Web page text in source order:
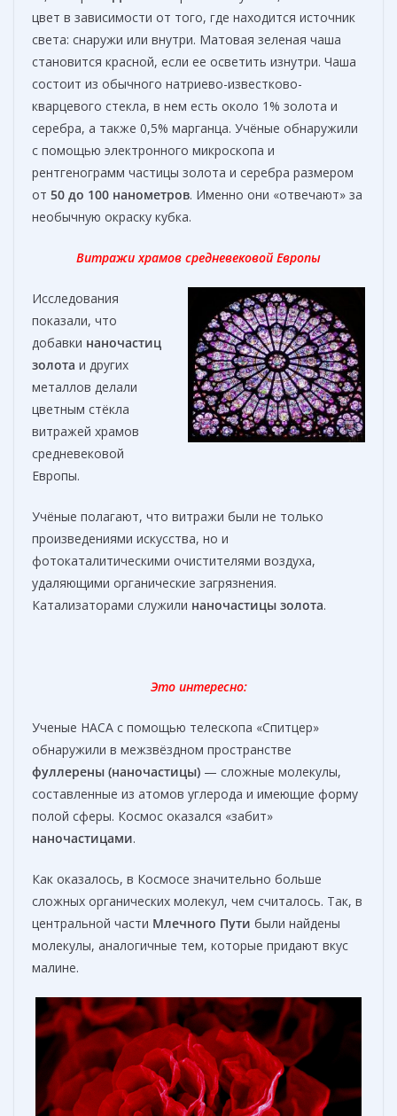
цвет в зависимости от того, где находится источник
света: снаружи или внутри. Матовая зеленая чаша
становится красной, если ее осветить изнутри. Чаша
состоит из обычного натриево-известково-
кварцевого стекла, в нем есть около 1% золота и
серебра, а также 0,5% марганца. Учёные обнаружили
с помощью электронного микроскопа и
рентгенограмм частицы золота и серебра размером
от 50 до 100 нанометров. Именно они «отвечают» за
необычную окраску кубка.
Витражи храмов средневековой Европы
Исследования
показали, что
добавки наночастиц
золота и других
металлов делали
цветным стёкла
витражей храмов
средневековой
Европы.
Учёные полагают, что витражи были не только
произведениями искусства, но и
фотокаталитическими очистителями воздуха,
удаляющими органические загрязнения.
Катализаторами служили наночастицы золота.
Это интересно:
Ученые НАСА с помощью телескопа «Спитцер»
обнаружили в межзвёздном пространстве
фуллерены (наночастицы) — сложные молекулы,
составленные из атомов углерода и имеющие форму
полой сферы. Космос оказался «забит»
наночастицами.
Как оказалось, в Космосе значительно больше
сложных органических молекул, чем считалось. Так, в
центральной части Млечного Пути были найдены
молекулы, аналогичные тем, которые придают вкус
малине.